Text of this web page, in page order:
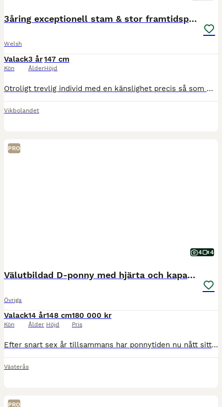
3åring exceptionell stam & stor framtidspotential
Welsh
Valack
Kön
3 år
Ålder
147 cm
Höjd
Otroligt trevlig individ med en känslighet precis så som man vill ha den. En riktig tänkare, mycket kommunikativ och uppmärksam . Detta är en ponny som måste tas på rätt sätt, men gör man rätt finns h
Vikbolandet
PRO
4 4
Välutbildad D-ponny med hjärta och kapacitet
Övriga
Valack
Kön
14 år
Ålder
148 cm
Höjd
180 000 kr
Pris
Efter snart sex år tillsammans har ponnytiden nu nått sitt slut. Det är därför med stor omsorg och många känslor vi har fattat det svåra beslutet att sälja vår fina Bowie. Bowie är en maxad D-ponnyva
Västerås
PRO